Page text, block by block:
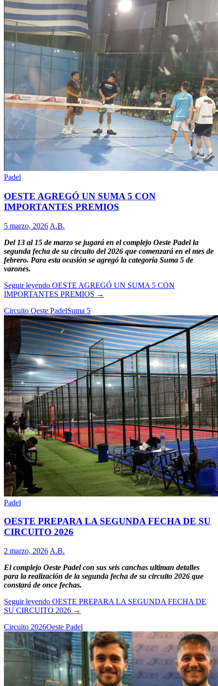
Padel
OESTE AGREGÓ UN SUMA 5 CON
IMPORTANTES PREMIOS
5 marzo, 2026 A.B.
Del 13 al 15 de marzo se jugará en el complejo Oeste Padel la
segunda fecha de su circuito del 2026 que comenzará en el mes de
febrero. Para esta ocasión se agregó la categoría Suma 5 de
varones.
Seguir leyendo OESTE AGREGÓ UN SUMA 5 CON
IMPORTANTES PREMIOS →
Circuito Oeste PadelSuma 5
Padel
OESTE PREPARA LA SEGUNDA FECHA DE SU
CIRCUITO 2026
2 marzo, 2026 A.B.
El complejo Oeste Padel con sus seis canchas ultiman detalles
para la realización de la segunda fecha de su circuito 2026 que
constará de once fechas.
Seguir leyendo OESTE PREPARA LA SEGUNDA FECHA DE
SU CIRCUITO 2026 →
Circuito 2026Oeste Padel